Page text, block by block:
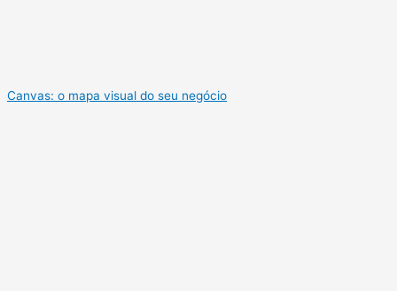
Canvas: o mapa visual do seu negócio